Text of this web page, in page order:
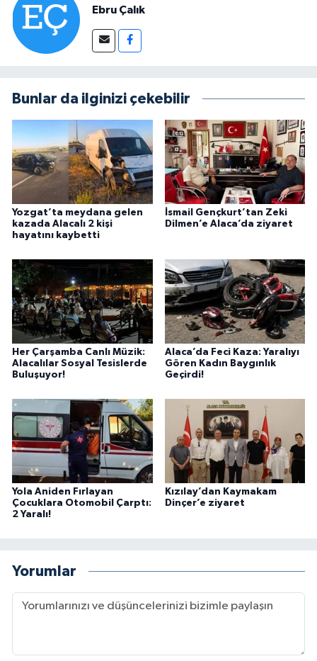
Ebru Çalık
Bunlar da ilginizi çekebilir
Yozgat’ta meydana gelen
kazada Alacalı 2 kişi
hayatını kaybetti
İsmail Gençkurt’tan Zeki
Dilmen’e Alaca’da ziyaret
Her Çarşamba Canlı Müzik:
Alacalılar Sosyal Tesislerde
Buluşuyor!
Alaca’da Feci Kaza: Yaralıyı
Gören Kadın Baygınlık
Geçirdi!
Yola Aniden Fırlayan
Çocuklara Otomobil Çarptı:
2 Yaralı!
Kızılay’dan Kaymakam
Dinçer’e ziyaret
Yorumlar